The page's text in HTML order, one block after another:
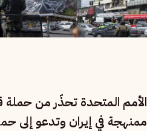
الأمم المتحدة تحذّر من
ممنهجة في إيران وتدعو إلى